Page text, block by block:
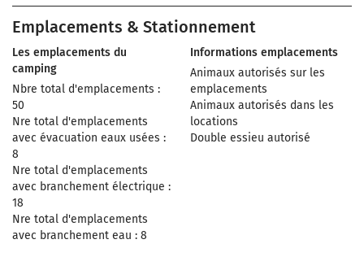
Emplacements & Stationnement
Les emplacements du
camping
Nbre total d'emplacements :
50
Nre total d'emplacements
avec évacuation eaux usées :
8
Nre total d'emplacements
avec branchement électrique :
18
Nre total d'emplacements
avec branchement eau : 8
Informations emplacements
Animaux autorisés sur les
emplacements
Animaux autorisés dans les
locations
Double essieu autorisé